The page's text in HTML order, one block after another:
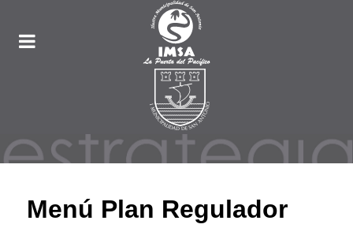
Menú Plan Regulador